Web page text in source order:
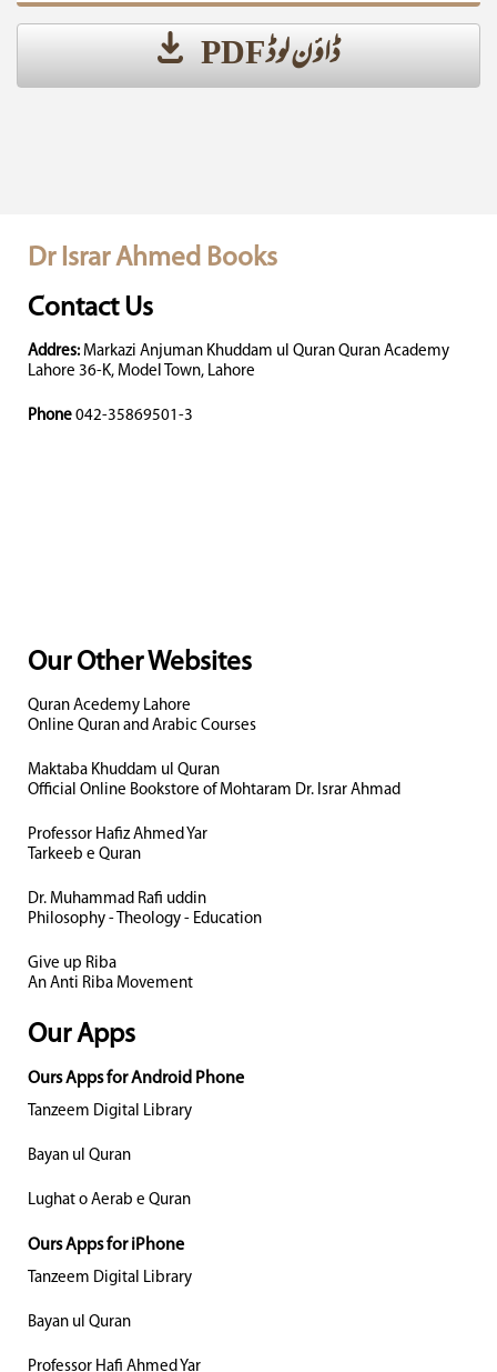
ڈاؤن لوڈ PDF
Dr Israr Ahmed Books
Contact Us
Addres: Markazi Anjuman Khuddam ul Quran Quran Academy
Lahore 36-K, Model Town, Lahore
Phone 042-35869501-3
Our Other Websites
Quran Acedemy Lahore
Online Quran and Arabic Courses
Maktaba Khuddam ul Quran
Official Online Bookstore of Mohtaram Dr. Israr Ahmad
Professor Hafiz Ahmed Yar
Tarkeeb e Quran
Dr. Muhammad Rafi uddin
Philosophy - Theology - Education
Give up Riba
An Anti Riba Movement
Our Apps
Ours Apps for Android Phone
Tanzeem Digital Library
Bayan ul Quran
Lughat o Aerab e Quran
Ours Apps for iPhone
Tanzeem Digital Library
Bayan ul Quran
Professor Hafi Ahmed Yar